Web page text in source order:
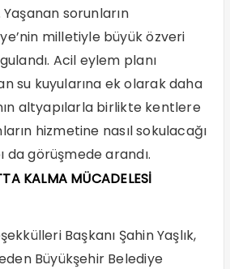
sorunların
milletiyle büyük özveri
Acil eylem planı
su kuyularına ek olarak daha
altyapılarla birlikte kentlere
hizmetine nasıl sokulacağı
da görüşmede arandı.
KALMA MÜCADELESİ
Başkanı Şahin Yaşlık,
Büyükşehir Belediye